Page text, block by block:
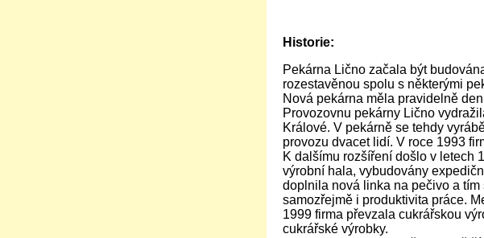
Historie:
Pekárna Lično začala být
rozestavěnou spolu s některými
Nová pekárna měla pravidelně
Provozovnu pekárny Lično
Králové. V pekárně se tehdy
provozu dvacet lidí. V roce 1993
K dalšímu rozšíření došlo v letech
výrobní hala, vybudovány
doplnila nová linka na pečivo a
samozřejmě i produktivita práce.
1999 firma převzala cukrářskou
cukrářské výrobky.